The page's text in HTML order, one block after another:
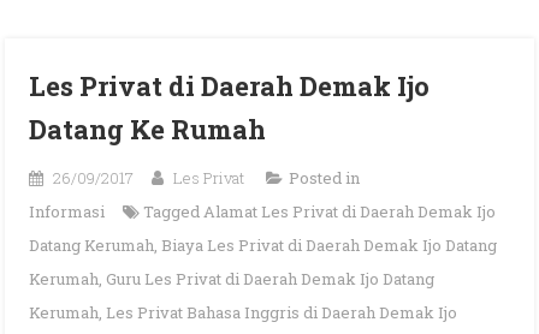
Les Privat di Daerah Demak Ijo
Datang Ke Rumah
26/09/2017 Les Privat
Posted in
Informasi
TaggedAlamat Les Privat di Daerah Demak Ijo
Datang Kerumah, Biaya Les Privat di Daerah Demak Ijo Datang
Kerumah, Guru Les Privat di Daerah Demak Ijo Datang
Kerumah, Les Privat Bahasa Inggris di Daerah Demak Ijo